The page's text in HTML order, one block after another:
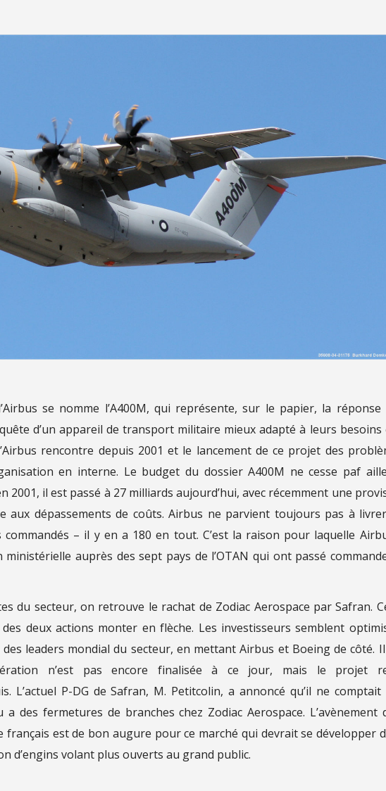
se nomme l’A400M, qui représente, sur le papier, la réponse
d’un appareil de transport militaire mieux adapté à leurs besoins
rencontre depuis 2001 et le lancement de ce projet des
en interne. Le budget du dossier A400M ne cesse paf
2001, il est passé à 27 milliards aujourd’hui, avec récemment une
aux dépassements de coûts. Airbus ne parvient toujours pas à
– il y en a 180 en tout. C’est la raison pour laquelle
auprès des sept pays de l’OTAN qui ont passé
du secteur, on retrouve le rachat de Zodiac Aerospace par Safran.
deux actions monter en flèche. Les investisseurs semblent
leaders mondial du secteur, en mettant Airbus et Boeing de côté.
n’est pas encore finalisée à ce jour, mais le projet
L’actuel P-DG de Safran, M. Petitcolin, a annoncé qu’il ne comptait
des fermetures de branches chez Zodiac Aerospace. L’avènement
français est de bon augure pour ce marché qui devrait se développer
d’engins volant plus ouverts au grand public.